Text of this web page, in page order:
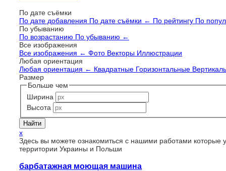
По дате съёмки
По дате добавления По дате съёмки ← По рейтингу По
По убыванию
По возрастанию По убыванию ←
Все изображения
Все изображения ← Фото Векторы Иллюстрации
Любая ориентация
Любая ориентация ← Квадратные Горизонтальные
Размер
Больше чем
Ширина
Высота
x
Здесь вы можете ознакомиться с нашими работами
территории Украины и Польши
барбатажная моющая машина